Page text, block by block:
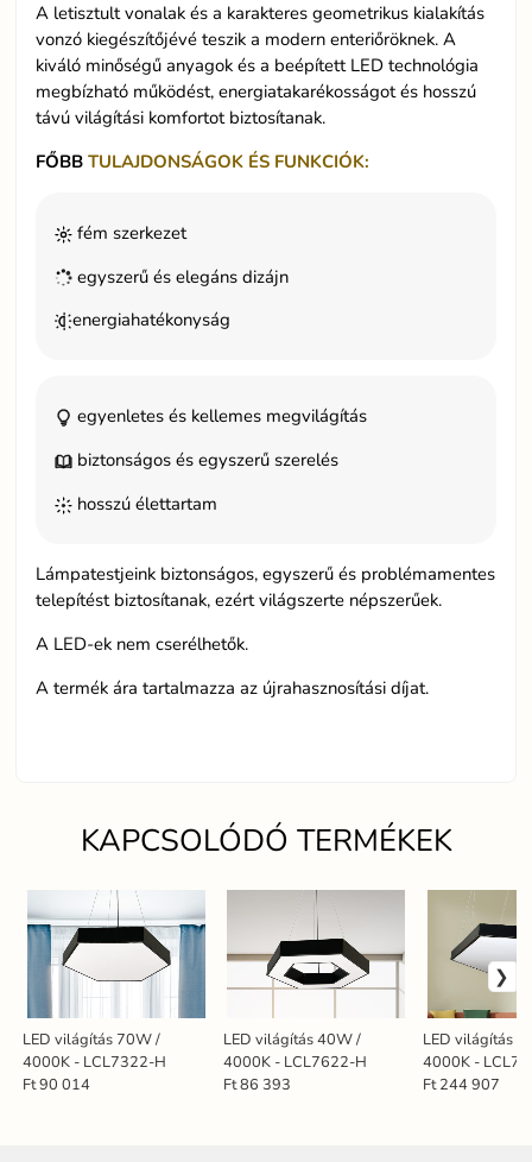
A letisztult vonalak és a karakteres geometrikus kialakítás
vonzó kiegészítőjévé teszik a modern enteriőröknek. A
kiváló minőségű anyagok és a beépített LED technológia
megbízható működést, energiatakarékosságot és hosszú
távú világítási komfortot biztosítanak.
FŐBB TULAJDONSÁGOK ÉS FUNKCIÓK:
fém szerkezet
egyszerű és elegáns dizájn
energiahatékonyság
egyenletes és kellemes megvilágítás
biztonságos és egyszerű szerelés
hosszú élettartam
Lámpatestjeink biztonságos, egyszerű és problémamentes
telepítést biztosítanak, ezért világszerte népszerűek.
A LED-ek nem cserélhetők.
A termék ára tartalmazza az újrahasznosítási díjat.
KAPCSOLÓDÓ TERMÉKEK
LED világítás 70W /
4000K - LCL7322-H
Ft 90 014
LED világítás 40W /
4000K - LCL7622-H
Ft 86 393
LED világítás
4000K -
Ft 244 907